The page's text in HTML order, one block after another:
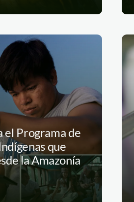
el Programa de
que
la Amazonía